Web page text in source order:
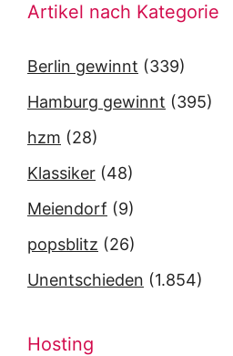
Artikel nach Kategorie
Berlin gewinnt (339)
Hamburg gewinnt (395)
hzm (28)
Klassiker (48)
Meiendorf (9)
popsblitz (26)
Unentschieden (1.854)
Hosting